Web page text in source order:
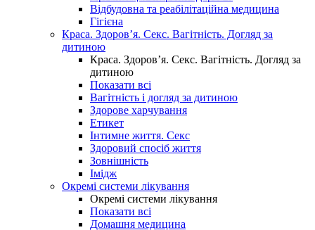
Відбудовна та реабілітаційна медицина
Гігієна
Краса. Здоров’я. Секс. Вагітність. Догляд за
дитиною
Краса. Здоров’я. Секс. Вагітність. Догляд за
дитиною
Показати всі
Вагітність і догляд за дитиною
Здорове харчування
Етикет
Інтимне життя. Секс
Здоровий спосіб життя
Зовнішність
Імідж
Окремі системи лікування
Окремі системи лікування
Показати всі
Домашня медицина